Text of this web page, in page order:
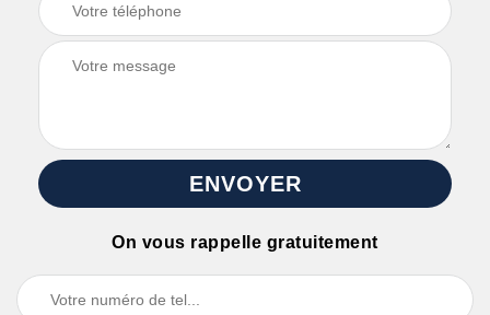
On vous rappelle gratuitement